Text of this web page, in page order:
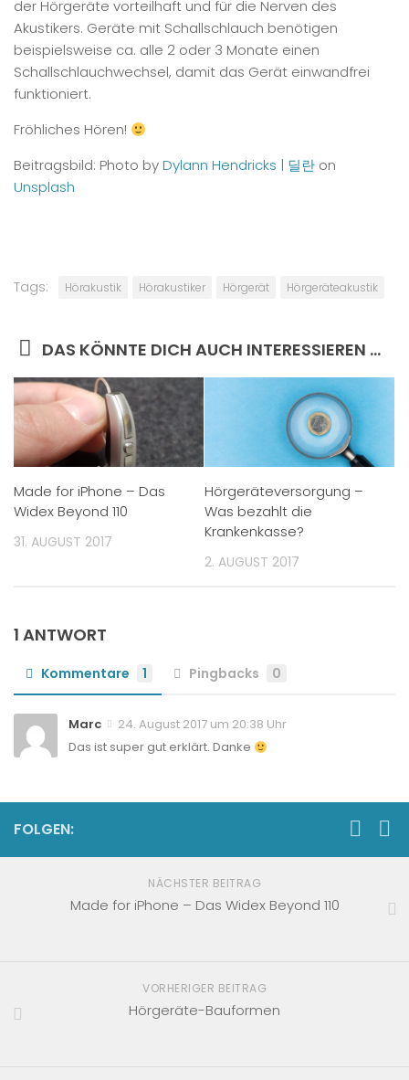
der Hörgeräte vorteilhaft und für die Nerven des
Akustikers. Geräte mit Schallschlauch benötigen
beispielsweise ca. alle 2 oder 3 Monate einen
Schallschlauchwechsel, damit das Gerät einwandfrei
funktioniert.
Fröhliches Hören!
Beitragsbild: Photo byDylann Hendricks | 딜란 on
Unsplash
Tags: Hörakustik Hörakustiker Hörgerät Hörgeräteakustik
DAS KÖNNTE DICH AUCH INTERESSIEREN …
Made for iPhone – Das
Widex Beyond 110
31. AUGUST 2017
Hörgeräteversorgung –
Was bezahlt die
Krankenkasse?
2. AUGUST 2017
1 ANTWORT
Kommentare 1 Pingbacks 0
Marc
24. August 2017 um 20:38 Uhr
Das ist super gut erklärt. Danke
FOLGEN:
NÄCHSTER BEITRAG
Made for iPhone – Das Widex Beyond 110
VORHERIGER BEITRAG
Hörgeräte-Bauformen